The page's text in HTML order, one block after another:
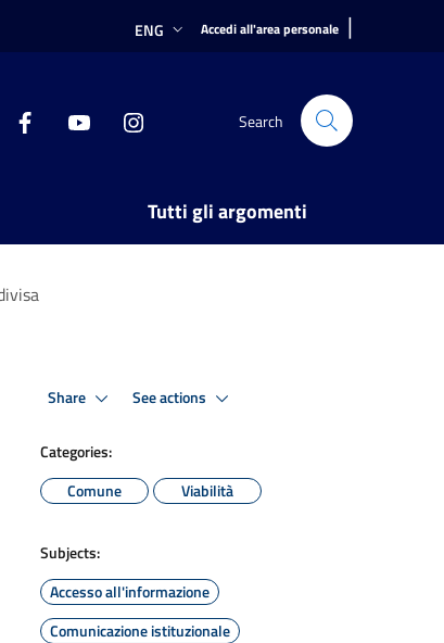
ENG Accedi all'area personale |
Search
Tutti gli argomenti
Share See actions
Categories:
Comune
Viabilità
Subjects:
Accesso all'informazione
Comunicazione istituzionale